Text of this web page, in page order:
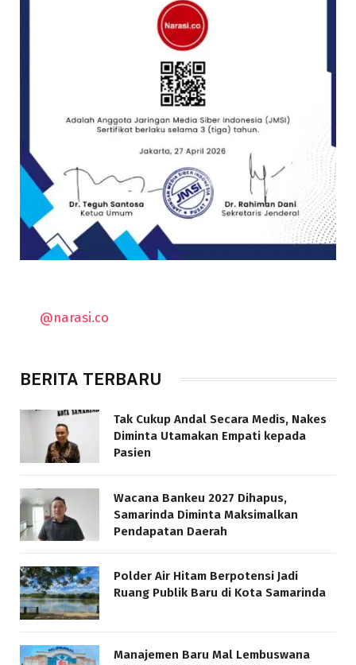
@narasi.co
BERITA TERBARU
Tak Cukup Andal Secara Medis, Nakes
Diminta Utamakan Empati kepada
Pasien
Wacana Bankeu 2027 Dihapus,
Samarinda Diminta Maksimalkan
Pendapatan Daerah
Polder Air Hitam Berpotensi Jadi
Ruang Publik Baru di Kota Samarinda
Manajemen Baru Mal Lembuswana